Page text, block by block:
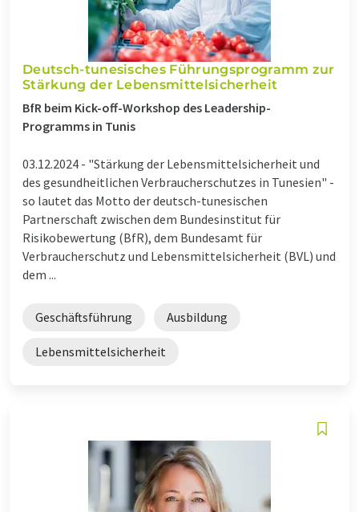
Deutsch-tunesisches Führungsprogramm zur
Stärkung der Lebensmittelsicherheit
BfR beim Kick-off-Workshop des Leadership-
Programms in Tunis
03.12.2024 - "Stärkung der Lebensmittelsicherheit und
des gesundheitlichen Verbraucherschutzes in Tunesien" -
so lautet das Motto der deutsch-tunesischen
Partnerschaft zwischen dem Bundesinstitut für
Risikobewertung (BfR), dem Bundesamt für
Verbraucherschutz und Lebensmittelsicherheit (BVL) und
dem ...
Geschäftsführung Ausbildung
Lebensmittelsicherheit